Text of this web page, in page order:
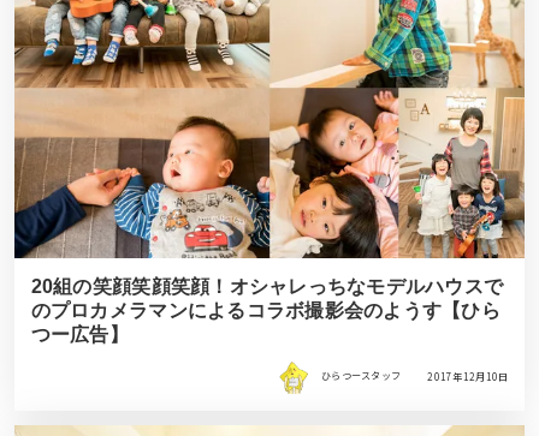
20組の笑顔笑顔笑顔！オシャレっちなモデルハウスで
のプロカメラマンによるコラボ撮影会のようす【ひら
つー広告】
ひらつースタッフ 2017年12月10日